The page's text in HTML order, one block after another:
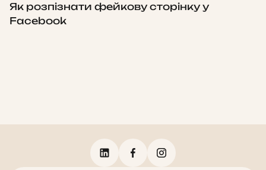
Як розпізнати фейкову сторінку у
Facebook